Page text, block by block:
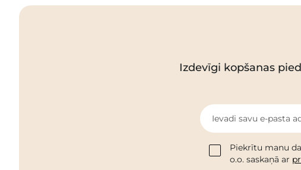
Izdevīgi kopšanas
Ievadi savu e-pasta
Piekrītu manu
o.o. saskaņā ar